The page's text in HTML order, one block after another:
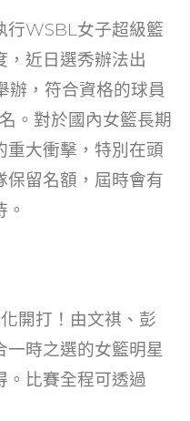
行WSBL女子超級籃
，近日選秀辦法出
辦，符合資格的球員
。對於國內女籃長期
重大衝擊，特別在頭
保留名額，屆時會有
開打！由文祺、彭
一時之選的女籃明星
。比賽全程可透過